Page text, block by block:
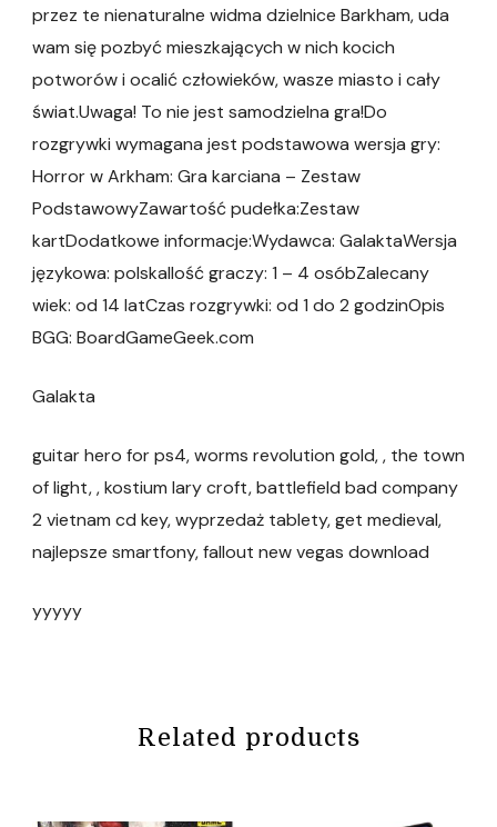
przez te nienaturalne widma dzielnice Barkham, uda
wam się pozbyć mieszkających w nich kocich
potworów i ocalić człowieków, wasze miasto i cały
świat.Uwaga! To nie jest samodzielna gra!Do
rozgrywki wymagana jest podstawowa wersja gry:
Horror w Arkham: Gra karciana – Zestaw
PodstawowyZawartość pudełka:Zestaw
kartDodatkowe informacje:Wydawca: GalaktaWersja
językowa: polskaIlość graczy: 1 – 4 osóbZalecany
wiek: od 14 latCzas rozgrywki: od 1 do 2 godzinOpis
BGG: BoardGameGeek.com
Galakta
guitar hero for ps4, worms revolution gold, , the town
of light, , kostium lary croft, battlefield bad company
2 vietnam cd key, wyprzedaż tablety, get medieval,
najlepsze smartfony, fallout new vegas download
yyyyy
Related products